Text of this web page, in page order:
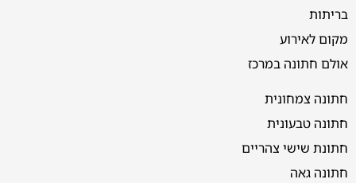
בריתות
מקום לאירוע
אולם חתונה במרכז
חתונה צמחונית
חתונה טבעונית
חתונת שישי צהריים
חתונה גאה